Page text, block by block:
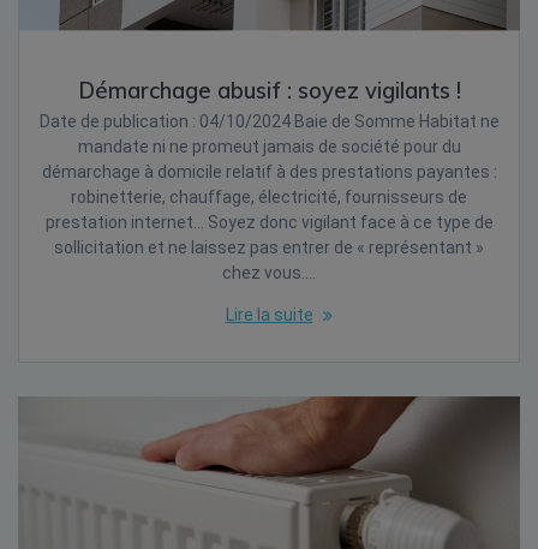
Démarchage abusif : soyez vigilants !
Date de publication : 04/10/2024 Baie de Somme Habitat ne
mandate ni ne promeut jamais de société pour du
démarchage à domicile relatif à des prestations payantes :
robinetterie, chauffage, électricité, fournisseurs de
prestation internet… Soyez donc vigilant face à ce type de
sollicitation et ne laissez pas entrer de « représentant »
chez vous.…
Lire la suite